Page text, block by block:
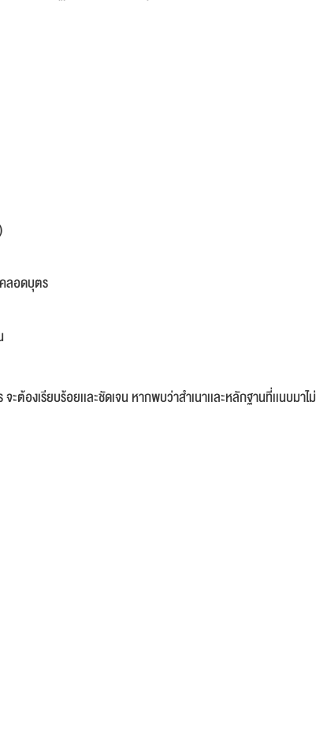
ลอดบุตร
ต้องเรียบร้อยเเละชัดเจน หากพบว่าสำเนาเเละหลักฐานที่เเนบมาไม่